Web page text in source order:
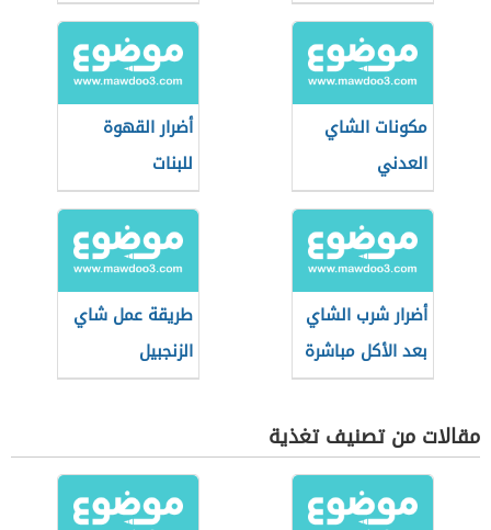
مكونات الشاي
العدني
أضرار القهوة
للبنات
أضرار شرب الشاي
بعد الأكل مباشرة
طريقة عمل شاي
الزنجبيل
مقالات من تصنيف تغذية